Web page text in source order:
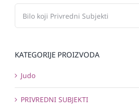
KATEGORIJE PROIZVODA
Judo
PRIVREDNI SUBJEKTI